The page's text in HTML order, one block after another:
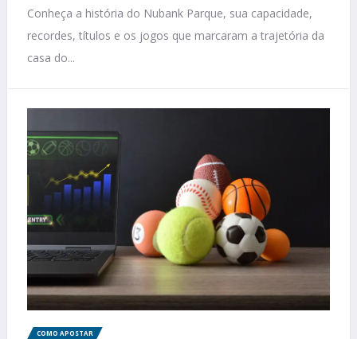
Conheça a história do Nubank Parque, sua capacidade,
recordes, títulos e os jogos que marcaram a trajetória da
casa do...
COMO APOSTAR